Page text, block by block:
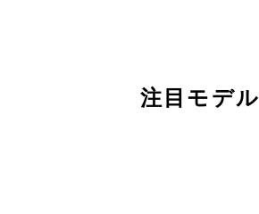
注目モデル